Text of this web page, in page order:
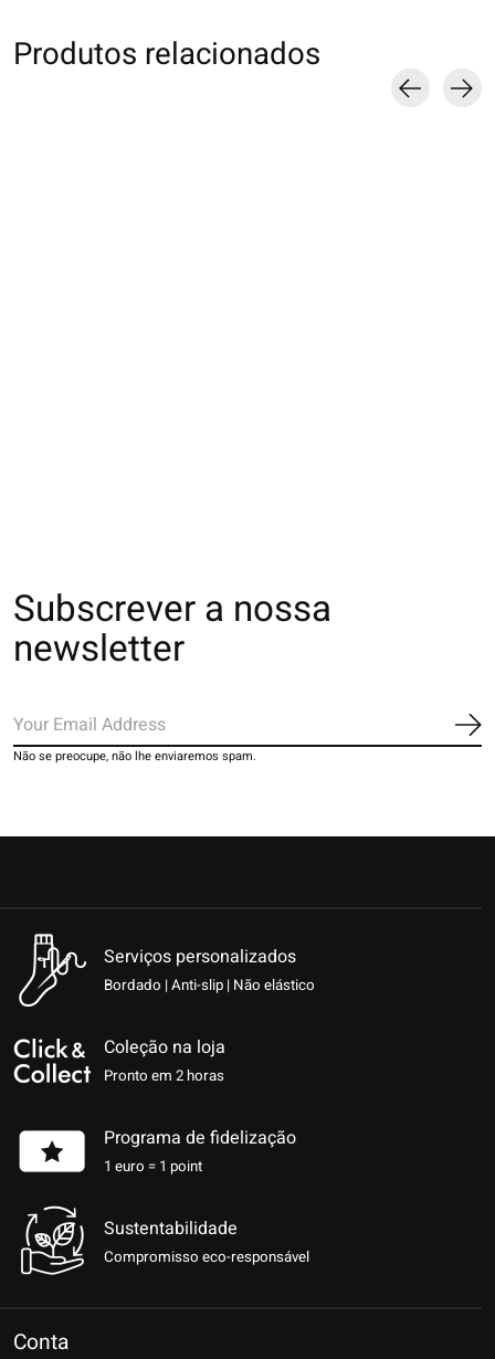
Produtos relacionados
Subscrever a nossa
newsletter
Não se preocupe, não lhe enviaremos spam.
Serviços personalizados
Bordado | Anti-slip | Não elástico
Coleção na loja
Pronto em 2 horas
Programa de fidelização
1 euro = 1 point
Sustentabilidade
Compromisso eco-responsável
Conta